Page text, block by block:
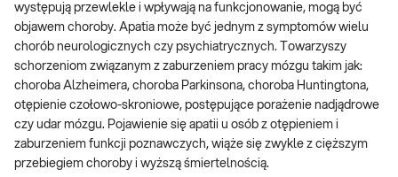
występują przewlekle i wpływają na funkcjonowanie, mogą być
objawem choroby. Apatia może być jednym z symptomów wielu
chorób neurologicznych czy psychiatrycznych. Towarzyszy
schorzeniom związanym z zaburzeniem pracy mózgu takim jak:
choroba Alzheimera, choroba Parkinsona, choroba Huntingtona,
otępienie czołowo-skroniowe, postępujące porażenie nadjądrowe
czy udar mózgu. Pojawienie się apatii u osób z otępieniem i
zaburzeniem funkcji poznawczych, wiąże się zwykle z cięższym
przebiegiem choroby i wyższą śmiertelnością.